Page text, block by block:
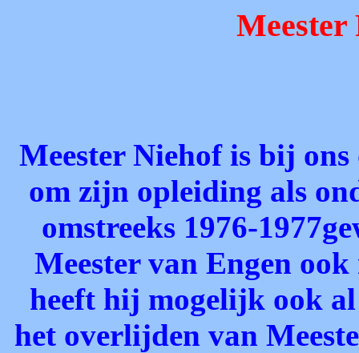
Meester
Meester Niehof is bij
om zijn opleiding als
omstreeks 1976-
Meester van Engen
heeft hij mogelijk ook al
het overlijden van